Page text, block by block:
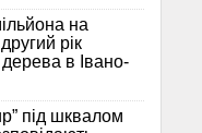
на
рік
дерева в Івано-
під шквалом